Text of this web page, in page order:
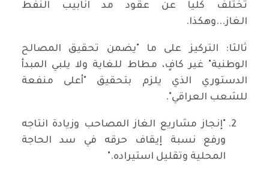
تختلف كليا عن عقود مد انابيب النفط
الغاز...وهكذا.
ثالثا: التركيز على ما "يضمن تحقيق المصالح
الوطنية" غير كافٍ، مطاط للغاية ولا يلبي المبدأ
الدستوري الذي يلزم بتحقيق "أعلى منفعة
للشعب العراقي".
"إنجاز مشاريع الغاز المصاحب وزيادة انتاجه
ورفع نسبة إيقاف حرقه في سد الحاجة
المحلية وتقليل استيراده."